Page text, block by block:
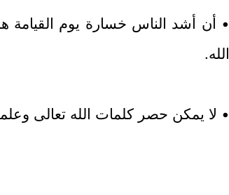
• أن أشد الناس خسارة يوم
الله.
• لا يمكن حصر كلمات الله تعالى